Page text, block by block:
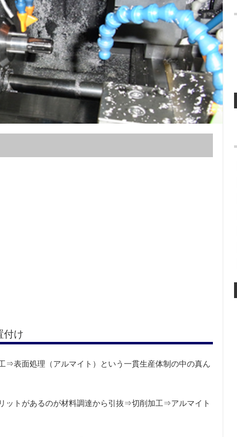
付け
⇒表面処理（アルマイト）という一貫生産体制の中の真ん
ットがあるのが材料調達から引抜⇒切削加工⇒アルマイト